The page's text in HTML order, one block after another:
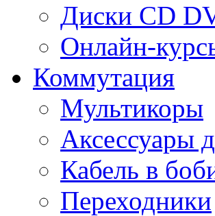
Диски CD
Онлайн-
Коммутация
Мультикоры
Аксессуары
Кабель в
Переходники